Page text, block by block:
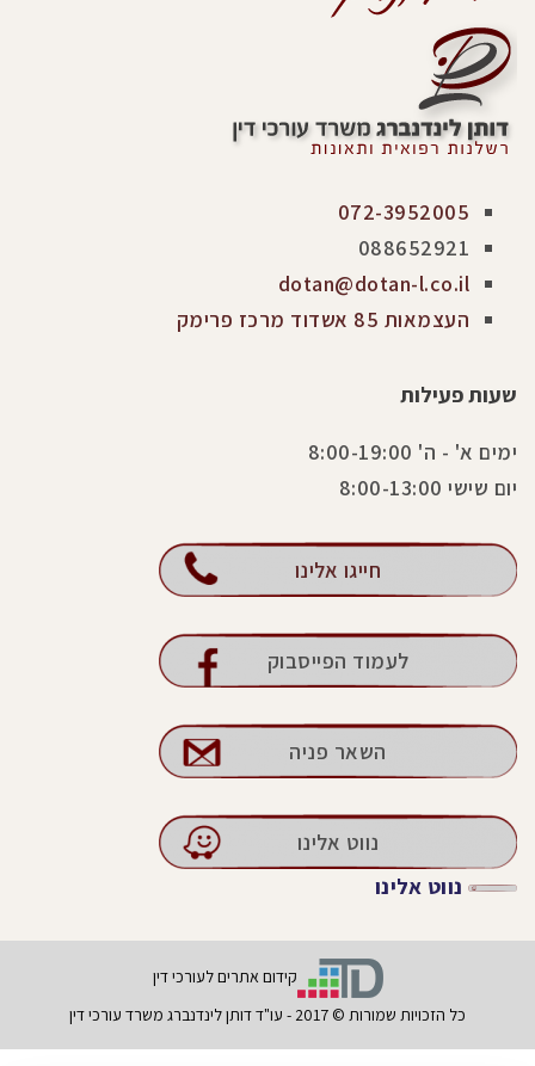
072-3952005
088652921
dotan@dotan-l.co.il
העצמאות 85 אשדוד מרכז פרימק
שעות פעילות
ימים א' - ה' 8:00-19:00
יום שישי 8:00-13:00
חייגו אלינו
לעמוד הפייסבוק
השאר פניה
נווט אלינו
נווט אלינו
קידום אתרים לעורכי דין
כל הזכויות שמורות © 2017 - עו"ד דותן לינדנברג משרד עורכי דין